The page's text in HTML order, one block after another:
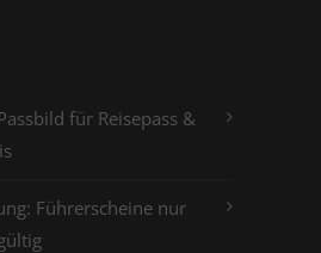
für Reisepass &
Führerscheine nur